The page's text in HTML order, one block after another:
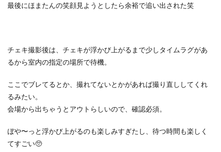
最後にほまたんの笑顔見ようとしたら余裕で追い出された笑
チェキ撮影後は、チェキが浮かび上がるまで少しタイムラグがあ
るから室内の指定の場所で待機。
ここでブレてるとか、撮れてないとかがあれば撮り直ししてくれ
るみたい。
会場から出ちゃうとアウトらしいので、確認必須。
ぼや〜っと浮かび上がるのも楽しみすぎたし、待つ時間も楽しく
てすごい🥺